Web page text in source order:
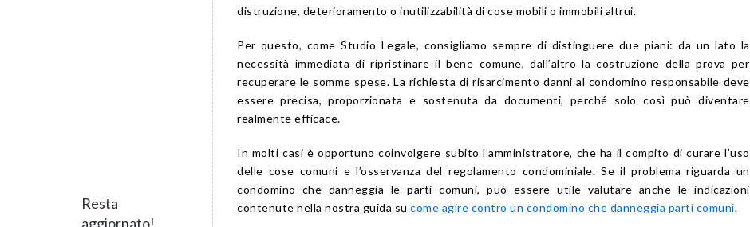
Resta
aggiornato!
distruzione, deterioramento o inutilizzabilità di cose mobili o immobili altrui.
Per questo, come Studio Legale, consigliamo sempre di distinguere due piani: da un lato la
necessità immediata di ripristinare il bene comune, dall’altro la costruzione della prova per
recuperare le somme spese. La richiesta di risarcimento danni al condomino responsabile deve
essere precisa, proporzionata e sostenuta da documenti, perché solo così può diventare
realmente efficace.
In molti casi è opportuno coinvolgere subito l’amministratore, che ha il compito di curare l’uso
delle cose comuni e l’osservanza del regolamento condominiale. Se il problema riguarda un
condomino che danneggia le parti comuni, può essere utile valutare anche le indicazioni
contenute nella nostra guida su come agire contro un condomino che danneggia parti comuni.